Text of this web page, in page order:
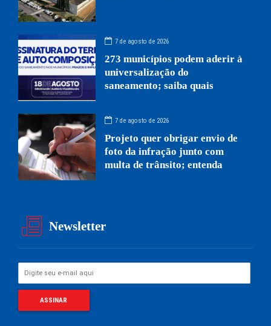
7 de agosto de 2026
273 municípios podem aderir à
universalização do
saneamento; saiba quais
7 de agosto de 2026
Projeto quer obrigar envio de
foto da infração junto com
multa de trânsito; entenda
Newsletter